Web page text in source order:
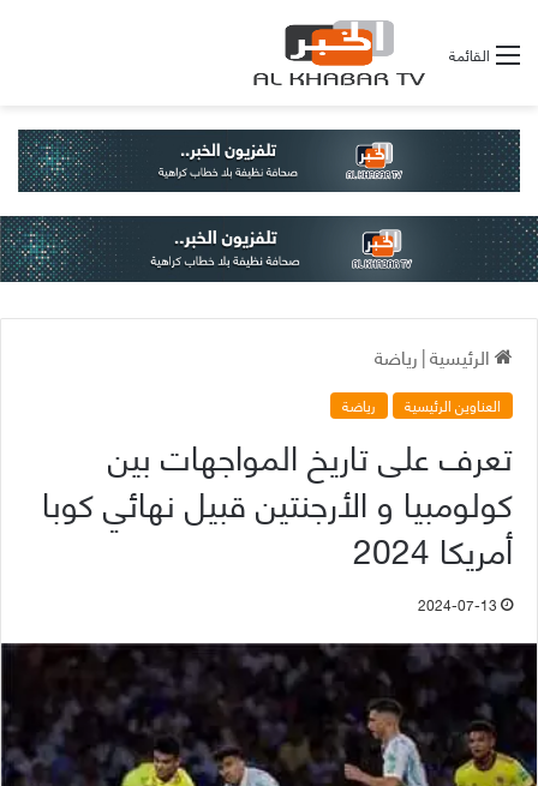
القائمة
الرئيسية|رياضة
العناوين الرئيسية رياضة
تعرف على تاريخ المواجهات بين
كولومبيا و الأرجنتين قبيل نهائي كوبا
أمريكا 202‪4
2024-07-13